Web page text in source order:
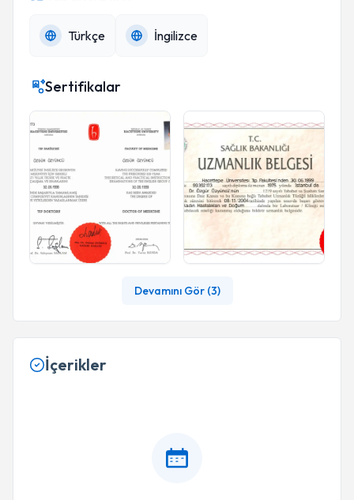
Türkçe İngilizce
Sertifikalar
Devamını Gör (3)
İçerikler